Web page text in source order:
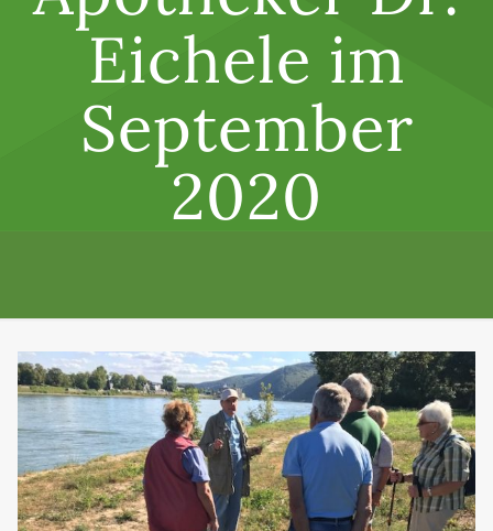
Eichele im
September
2020